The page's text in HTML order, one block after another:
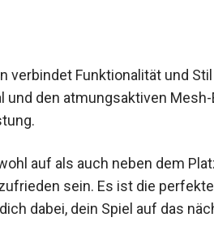
verbindet Funktionalität und
den atmungsaktiven
auf als auch neben dem
sein. Es ist die
dabei, dein Spiel auf das